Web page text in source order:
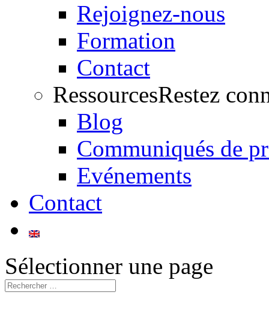
Rejoignez-nous
Formation
Contact
RessourcesRestez
Blog
Communiqués de
Evénements
Contact
Sélectionner une page